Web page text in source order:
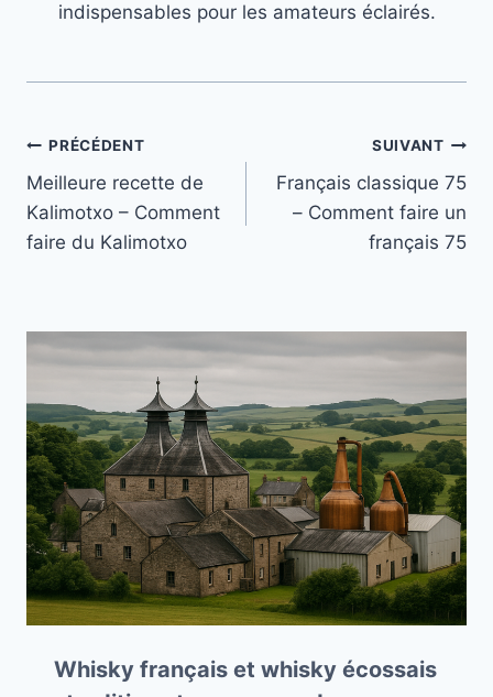
indispensables pour les amateurs éclairés.
Navigation
de
l’article
PRÉCÉDENT
Meilleure recette de
Kalimotxo – Comment
faire du Kalimotxo
SUIVANT
Français classique 75
– Comment faire un
français 75
Whisky français et whisky écossais